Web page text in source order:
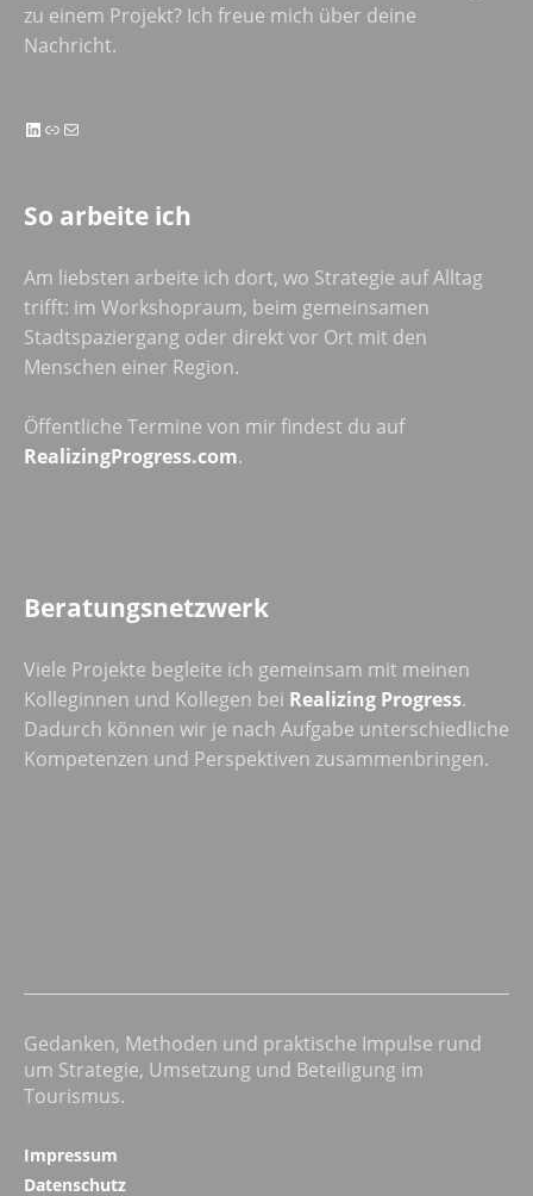
zu einem Projekt? Ich freue mich über deine
Nachricht.
LinkedIn
LinkE-Mail
So arbeite ich
Am liebsten arbeite ich dort, wo Strategie auf Alltag
trifft: im Workshopraum, beim gemeinsamen
Stadtspaziergang oder direkt vor Ort mit den
Menschen einer Region.
Öffentliche Termine von mir findest du auf
RealizingProgress.com.
Beratungsnetzwerk
Viele Projekte begleite ich gemeinsam mit meinen
Kolleginnen und Kollegen bei Realizing Progress.
Dadurch können wir je nach Aufgabe unterschiedliche
Kompetenzen und Perspektiven zusammenbringen.
Gedanken, Methoden und praktische Impulse rund
um Strategie, Umsetzung und Beteiligung im
Tourismus.
Impressum
Datenschutz